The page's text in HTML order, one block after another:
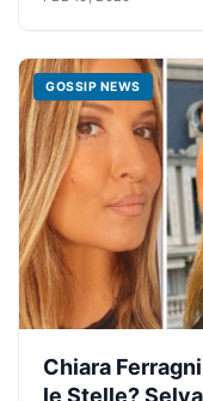
GOSSIP NEWS
Chiara
le Stelle?